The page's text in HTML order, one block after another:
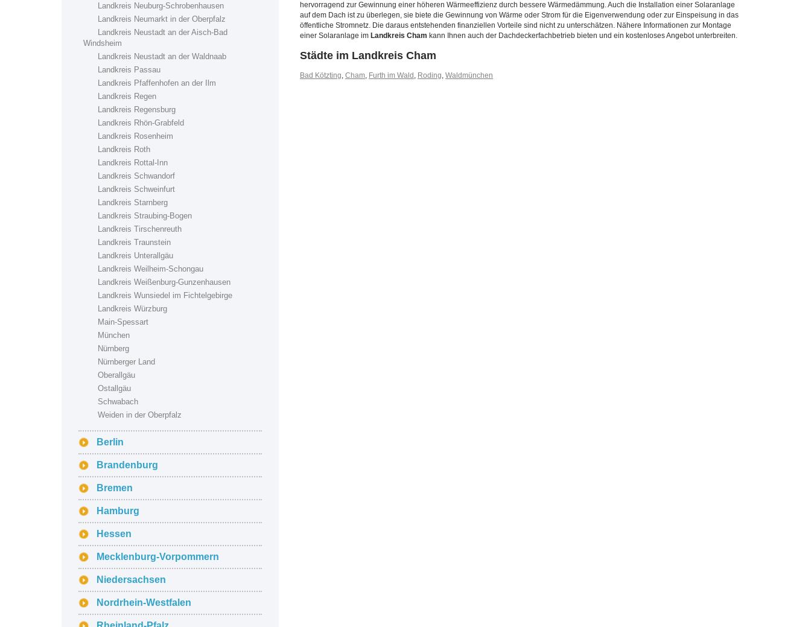
Landkreis Neuburg-Schrobenhausen
Landkreis Neumarkt in der Oberpfalz
Landkreis Neustadt an der Aisch-Bad
Windsheim
Landkreis Neustadt an der Waldnaab
Landkreis Passau
Landkreis Pfaffenhofen an der Ilm
Landkreis Regen
Landkreis Regensburg
Landkreis Rhön-Grabfeld
Landkreis Rosenheim
Landkreis Roth
Landkreis Rottal-Inn
Landkreis Schwandorf
Landkreis Schweinfurt
Landkreis Starnberg
Landkreis Straubing-Bogen
Landkreis Tirschenreuth
Landkreis Traunstein
Landkreis Unterallgäu
Landkreis Weilheim-Schongau
Landkreis Weißenburg-Gunzenhausen
Landkreis Wunsiedel im Fichtelgebirge
Landkreis Würzburg
Main-Spessart
München
Nürnberg
Nürnberger Land
Oberallgäu
Ostallgäu
Schwabach
Weiden in der Oberpfalz
Berlin
Brandenburg
Bremen
Hamburg
Hessen
Mecklenburg-Vorpommern
Niedersachsen
Nordrhein-Westfalen
hervorragend zur Gewinnung einer höheren Wärmeeffizienz durch bessere Wärmedämmung. Auch die Installation einer Solaranlage
auf dem Dach ist zu überlegen, sie biete die Gewinnung von Wärme oder Strom für die Eigenverwendung oder zur Einspeisung in das
öffentliche Stromnetz. Die daraus entstehenden finanziellen Vorteile sind nicht zu unterschätzen. Nähere Informationen zur Montage
einer Solaranlage im Landkreis Cham kann Ihnen auch der Dachdeckerfachbetrieb bieten und ein kostenloses Angebot unterbreiten.
Städte im Landkreis Cham
Bad Kötzting, Cham, Furth im Wald , Roding, Waldmünchen